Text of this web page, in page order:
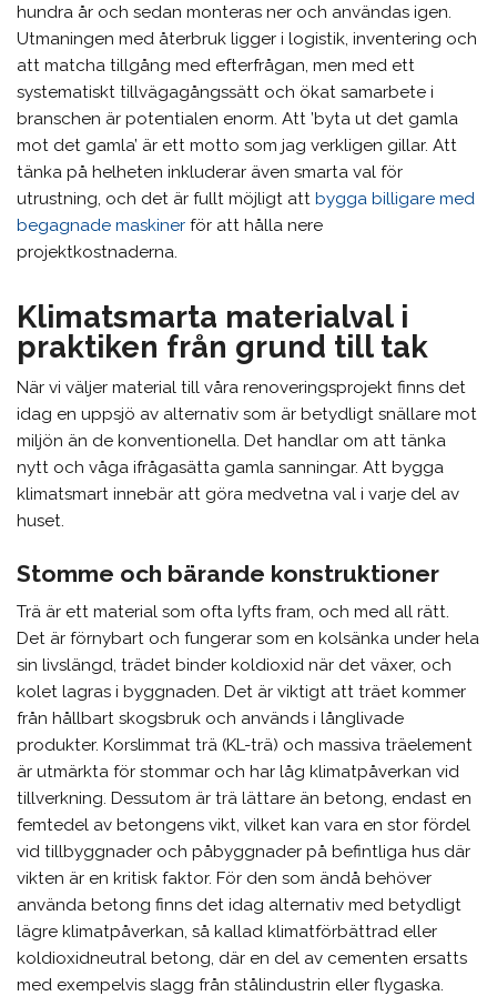
hundra år och sedan monteras ner och användas igen.
Utmaningen med återbruk ligger i logistik, inventering och
att matcha tillgång med efterfrågan, men med ett
systematiskt tillvägagångssätt och ökat samarbete i
branschen är potentialen enorm. Att ’byta ut det gamla
mot det gamla’ är ett motto som jag verkligen gillar. Att
tänka på helheten inkluderar även smarta val för
utrustning, och det är fullt möjligt attbygga billigare med
begagnade maskiner för att hålla nere
projektkostnaderna.
Klimatsmarta materialval i
praktiken från grund till tak
När vi väljer material till våra renoveringsprojekt finns det
idag en uppsjö av alternativ som är betydligt snällare mot
miljön än de konventionella. Det handlar om att tänka
nytt och våga ifrågasätta gamla sanningar. Att bygga
klimatsmart innebär att göra medvetna val i varje del av
huset.
Stomme och bärande konstruktioner
Trä är ett material som ofta lyfts fram, och med all rätt.
Det är förnybart och fungerar som en kolsänka under hela
sin livslängd, trädet binder koldioxid när det växer, och
kolet lagras i byggnaden. Det är viktigt att träet kommer
från hållbart skogsbruk och används i långlivade
produkter. Korslimmat trä (KL-trä) och massiva träelement
är utmärkta för stommar och har låg klimatpåverkan vid
tillverkning. Dessutom är trä lättare än betong, endast en
femtedel av betongens vikt, vilket kan vara en stor fördel
vid tillbyggnader och påbyggnader på befintliga hus där
vikten är en kritisk faktor. För den som ändå behöver
använda betong finns det idag alternativ med betydligt
lägre klimatpåverkan, så kallad klimatförbättrad eller
koldioxidneutral betong, där en del av cementen ersatts
med exempelvis slagg från stålindustrin eller flygaska.